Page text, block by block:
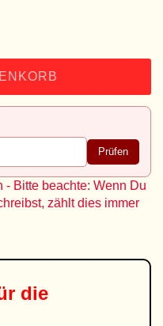
Prüfen
- Bitte beachte: Wenn Du
zählt dies immer
die